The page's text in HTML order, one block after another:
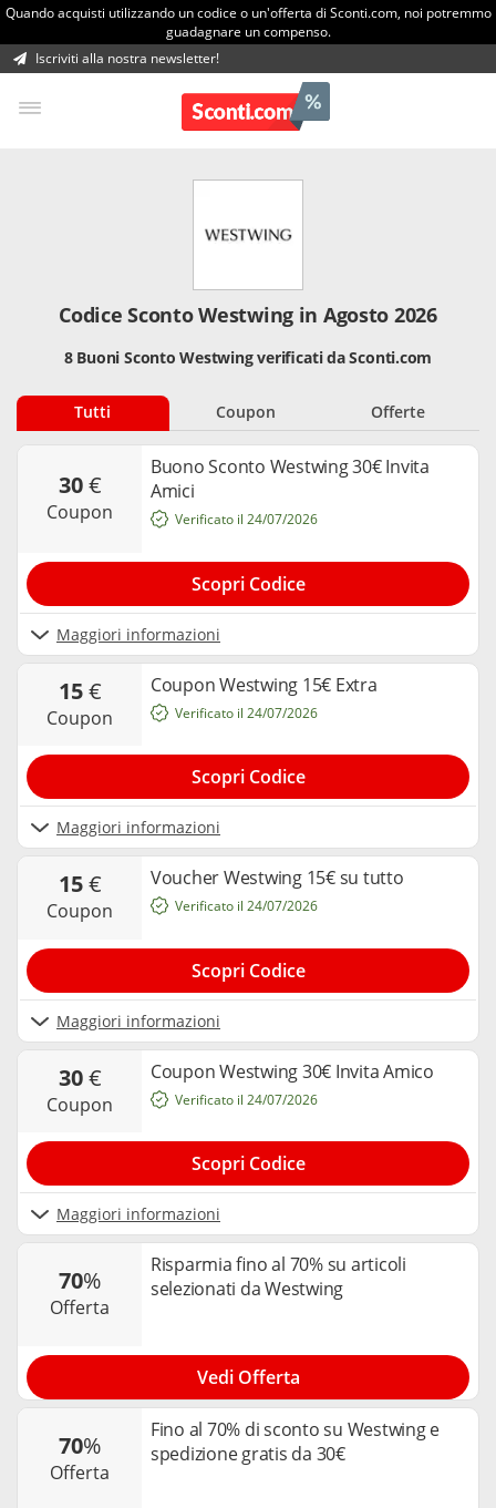
Quando acquisti utilizzando un codice o un'offerta di Sconti.com, noi potremmo
guadagnare un compenso.
Iscriviti alla nostra newsletter!
Codice Sconto Westwing in Agosto 2026
8 Buoni Sconto Westwing verificati da Sconti.com
Tutti Coupon Offerte
30€
coupon
Buono Sconto Westwing 30€ Invita
Amici
Maggiori informazioni
Verificato il 24/07/2026
Scopri Codice
15€
coupon
Coupon Westwing 15€ Extra
Maggiori informazioni
Verificato il 24/07/2026
Scopri Codice
15€
coupon
Voucher Westwing 15€ su tutto
Maggiori informazioni
Verificato il 24/07/2026
Scopri Codice
30€
coupon
Coupon Westwing 30€ Invita Amico
Maggiori informazioni
Verificato il 24/07/2026
Scopri Codice
70%
offerta
Risparmia fino al 70% su articoli
selezionati da Westwing
Vedi Offerta
70%
offerta
Fino al 70% di sconto su Westwing e
spedizione gratis da 30€